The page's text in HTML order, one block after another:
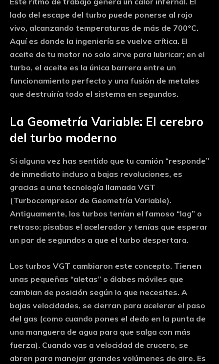
lado del escape del turbo puede ponerse al rojo
vivo, alcanzando temperaturas de más de 700°C.
Aquí es donde la ingeniería se vuelve crítica. El
aceite de tu motor no solo sirve para lubricar; en el
turbo, el aceite es la única barrera entre un
funcionamiento perfecto y una fusión de metales
que destruiría todo el sistema en segundos.
La Geometría Variable: El cerebro
del turbo moderno
Si alguna vez has sentido que tu camión “responde”
de inmediato incluso a bajas revoluciones, es
gracias a una tecnología llamada VGT
(Turbocompresor de Geometría Variable).
Antiguamente, los turbos tenían el famoso “lag” o
retraso: pisabas el acelerador y tenías que esperar
un par de segundos a que el turbo despertara.
Los turbos VGT cambiaron este concepto. Tienen
unas pequeñas “aletas” o álabes móviles que
cambian de posición según lo que necesites. A
bajas velocidades, se cierran para acelerar el paso
del gas (como cuando pones el dedo en la punta de
una manguera de agua para que salga con más
fuerza). Cuando vas a velocidad de crucero, se
abren para manejar grandes volúmenes de aire. Es